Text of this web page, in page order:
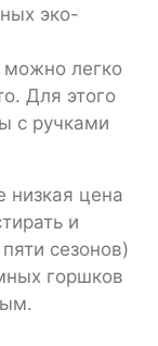
эко-
легко
Для этого
с ручками
низкая цена
и
сезонов)
горшков